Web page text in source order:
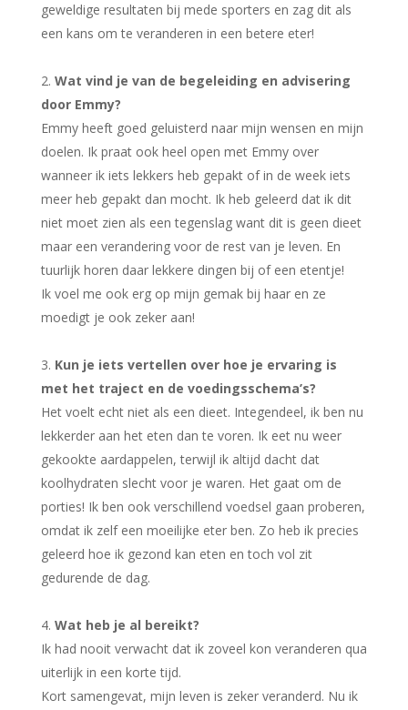
geweldige resultaten bij mede sporters en zag dit als
een kans om te veranderen in een betere eter!
Wat vind je van de begeleiding en advisering
door Emmy?
Emmy heeft goed geluisterd naar mijn wensen en mijn
doelen. Ik praat ook heel open met Emmy over
wanneer ik iets lekkers heb gepakt of in de week iets
meer heb gepakt dan mocht. Ik heb geleerd dat ik dit
niet moet zien als een tegenslag want dit is geen dieet
maar een verandering voor de rest van je leven. En
tuurlijk horen daar lekkere dingen bij of een etentje!
Ik voel me ook erg op mijn gemak bij haar en ze
moedigt je ook zeker aan!
Kun je iets vertellen over hoe je ervaring is
met het traject en de voedingsschema’s?
Het voelt echt niet als een dieet. Integendeel, ik ben nu
lekkerder aan het eten dan te voren. Ik eet nu weer
gekookte aardappelen, terwijl ik altijd dacht dat
koolhydraten slecht voor je waren. Het gaat om de
porties! Ik ben ook verschillend voedsel gaan proberen,
omdat ik zelf een moeilijke eter ben. Zo heb ik precies
geleerd hoe ik gezond kan eten en toch vol zit
gedurende de dag.
Wat heb je al bereikt?
Ik had nooit verwacht dat ik zoveel kon veranderen qua
uiterlijk in een korte tijd.
Kort samengevat, mijn leven is zeker veranderd. Nu ik